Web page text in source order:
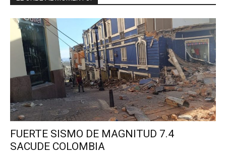
FUERTE SISMO DE MAGNITUD 7.4
SACUDE COLOMBIA